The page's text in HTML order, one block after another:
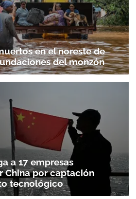
en el noreste de
del monzón
a 17 empresas
China por captación
tecnológico